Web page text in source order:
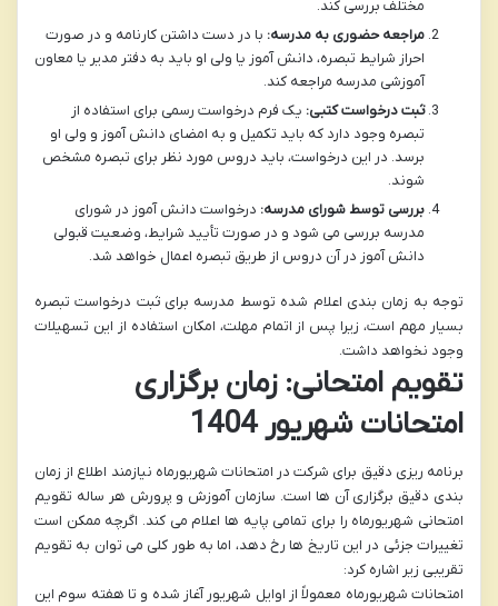
مختلف بررسی کند.
مراجعه حضوری به مدرسه: با در دست داشتن کارنامه و در صورت
احراز شرایط تبصره، دانش آموز یا ولی او باید به دفتر مدیر یا معاون
آموزشی مدرسه مراجعه کند.
ثبت درخواست کتبی: یک فرم درخواست رسمی برای استفاده از
تبصره وجود دارد که باید تکمیل و به امضای دانش آموز و ولی او
برسد. در این درخواست، باید دروس مورد نظر برای تبصره مشخص
شوند.
بررسی توسط شورای مدرسه: درخواست دانش آموز در شورای
مدرسه بررسی می شود و در صورت تأیید شرایط، وضعیت قبولی
دانش آموز در آن دروس از طریق تبصره اعمال خواهد شد.
توجه به زمان بندی اعلام شده توسط مدرسه برای ثبت درخواست تبصره
بسیار مهم است، زیرا پس از اتمام مهلت، امکان استفاده از این تسهیلات
وجود نخواهد داشت.
تقویم امتحانی: زمان برگزاری
امتحانات شهریور 1404
برنامه ریزی دقیق برای شرکت در امتحانات شهریورماه نیازمند اطلاع از زمان
بندی دقیق برگزاری آن ها است. سازمان آموزش و پرورش هر ساله تقویم
امتحانی شهریورماه را برای تمامی پایه ها اعلام می کند. اگرچه ممکن است
تغییرات جزئی در این تاریخ ها رخ دهد، اما به طور کلی می توان به تقویم
تقریبی زیر اشاره کرد:
امتحانات شهریورماه معمولاً از اوایل شهریور آغاز شده و تا هفته سوم این